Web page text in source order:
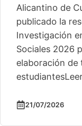
Alicantino de
publicado la
Investigación
Sociales 2026
elaboración de
estudiantes
21/07/2026